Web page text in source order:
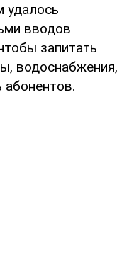
удалось
вводов
запитать
водоснабжения,